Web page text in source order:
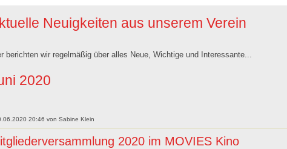
Neuigkeiten aus unserem Verein
berichten wir regelmäßig über alles Neue, Wichtige und Interessante...
2020
20:46 vonSabine Klein
2020 im MOVIES Kino